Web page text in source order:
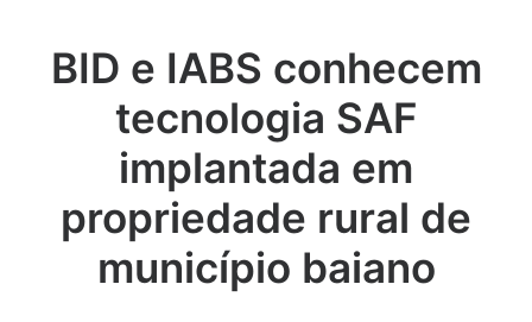
NOTÍCIAS
JANELA DO CONHECIMENTO
BID e IABS conhecem
tecnologia SAF
implantada em
propriedade rural de
município baiano